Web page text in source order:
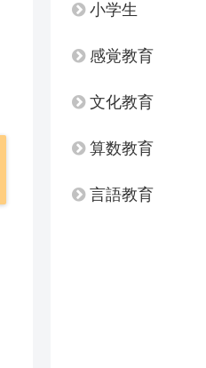
小学生
感覚教育
文化教育
算数教育
言語教育